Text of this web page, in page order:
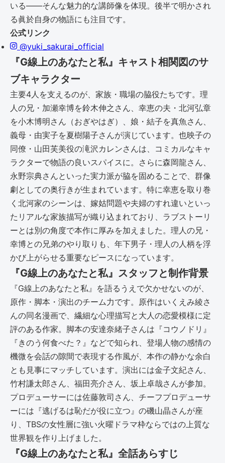
いる――そんな魅力的な講師像を体現。後半で明かされ
る眞於自身の物語にも注目です。
公式リンク
@yuki_sakurai_official
『G線上のあなたと私』キャスト相関図のサ
ブキャラクター
主要4人を支えるのが、家族・職場の脇役たちです。理
人の兄・加瀬幸博を鈴木伸之さん、幸恵の夫・北河弘章
を小木博明さん（おぎやはぎ）、娘・結子を真魚さん、
義母・由実子を夏樹陽子さんが演じています。也映子の
同僚・山田芙美役の滝沢カレンさんは、コミカルなキャ
ラクターで物語の良いスパイスに。さらに森岡龍さん、
永野宗典さんといった実力派が脇を固めることで、群像
劇としての奥行きが生まれています。特に幸恵を取り巻
く北河家のシーンは、嫁姑問題や夫婦のすれ違いといっ
たリアルな家族描写が織り込まれており、ラブストーリ
ーとは別の角度で本作に厚みを加えました。理人の兄・
幸博との兄弟のやり取りも、年下男子・理人の人柄を浮
かび上がらせる重要なピースになっています。
『G線上のあなたと私』スタッフと制作背景
『G線上のあなたと私』を語るうえで欠かせないのが、
原作・脚本・演出のチーム力です。原作はいくえみ綾さ
んの同名漫画で、繊細な心理描写と大人の恋愛模様に定
評のある作家。脚本の安達奈緒子さんは『コウノドリ』
『きのう何食べた？』などで知られ、登場人物の感情の
機微を会話の隙間で表現する作風が、本作の静かな余白
とも見事にマッチしています。演出には金子文紀さん、
竹村謙太郎さん、福田亮介さん、坂上卓哉さんが参加。
プロデューサーには佐藤敦司さん、チーフプロデューサ
ーには『逃げるは恥だが役に立つ』の磯山晶さんが座
り、TBSの女性層に強い火曜ドラマ枠ならではの上質な
世界観を作り上げました。
『G線上のあなたと私』全話あらすじ